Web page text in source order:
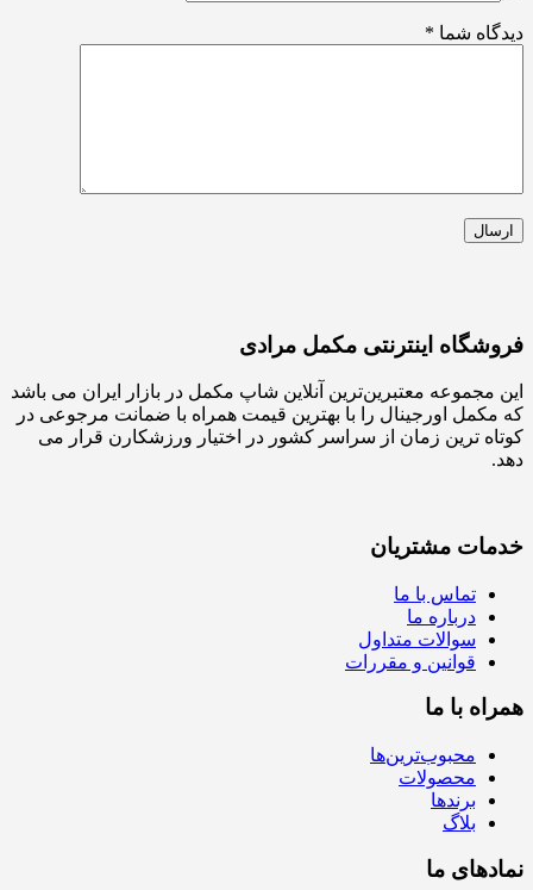
دیدگاه شما *
فروشگاه اینترنتی مکمل مرادی
این مجموعه معتبرین‌ترین آنلاین شاپ مکمل در بازار ایران می باشد
که مکمل اورجینال را با بهترین قیمت همراه با ضمانت مرجوعی در
کوتاه ترین زمان از سراسر کشور در اختیار ورزشکارن قرار می
دهد.
خدمات مشتریان
تماس با ما
درباره ما
سوالات متداول
قوانین و مقررات
همراه با ما
محبوب‌ترین‌ها
محصولات
برندها
بلاگ
نمادهای ما